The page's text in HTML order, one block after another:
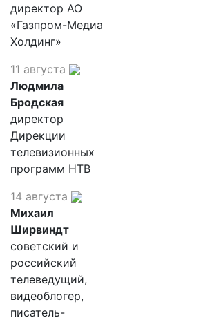
директор АО
«Газпром-Медиа
Холдинг»
11 августа
Людмила
Бродская
директор
Дирекции
телевизионных
программ НТВ
14 августа
Михаил
Ширвиндт
советский и
российский
телеведущий,
видеоблогер,
писатель-